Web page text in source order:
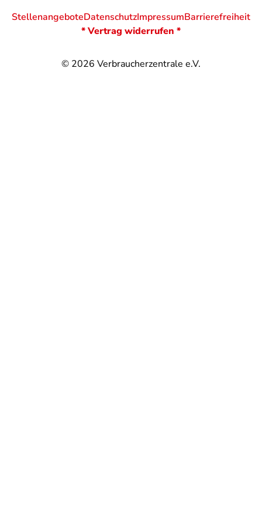
© 2026 Verbraucherzentrale e.V.
StellenangeboteDatenschutzImpressumBarrierefreiheit
* Vertrag widerrufen *